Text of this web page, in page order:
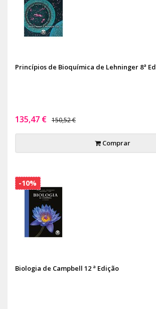
Princípios de Bioquímica de Lehninger 8ª
135,47 € 150,52 €
Comprar
Biologia de Campbell 12 ª Edição
-10%